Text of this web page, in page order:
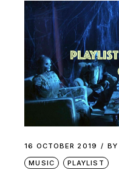
16 OCTOBER 2019 BY
MUSIC
PLAYLIST